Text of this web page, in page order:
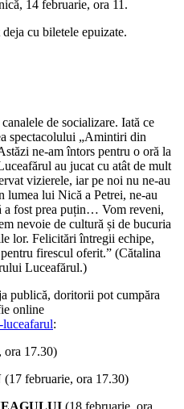
14 februarie, ora 11.
cu biletele epuizate.
de socializare. Iată ce
spectacolului „Amintiri din
ne-am întors pentru o oră la
au jucat cu atât de mult
vizierele, iar pe noi nu ne-au
lumea lui Nică a Petrei, ne-au
a fost prea puțin… Vom reveni,
nevoie de cultură și de bucuria
lor. Felicitări întregii echipe,
firescul oferit.” (Cătalina
Luceafărul.)
publică, doritorii pot cumpăra
online
:
ora 17.30)
(17 februarie, ora 17.30)
(18 februarie, ora